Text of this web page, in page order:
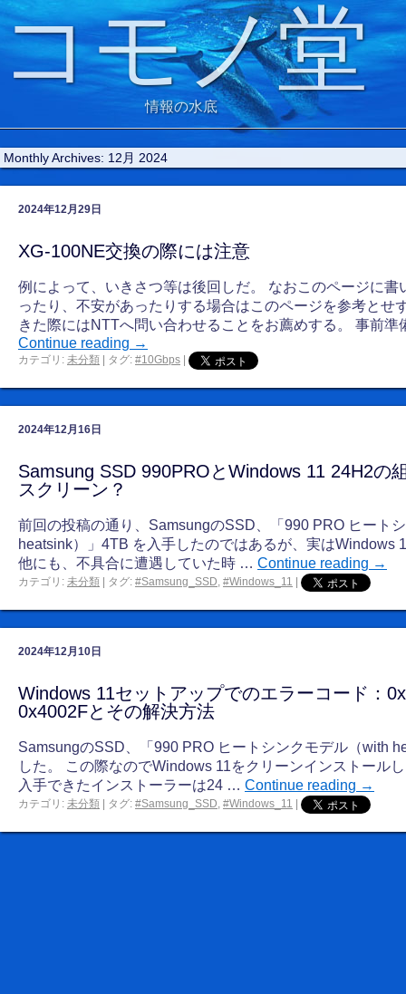
コモノ堂
情報の水底
Monthly Archives: 12月 2024
2024年12月29日
XG-100NE交換の際には注意
例によって、いきさつ等は後回しだ。 なおこのページに書
ったり、不安があったりする場合はこのページを参考とせ
きた際にはNTTへ問い合わせることをお薦めする。 事前
Continue reading →
カテゴリ: 未分類 タグ: #10Gbps
2024年12月16日
Samsung SSD 990PROとWindows 11 24H2の
スクリーン？
前回の投稿の通り、SamsungのSSD、「990 PRO ヒート
heatsink）」4TB を入手したのではあるが、実はWindows
他にも、不具合に遭遇していた時 … Continue reading →
カテゴリ: 未分類 タグ: #Samsung_SSD, #Windows_11
2024年12月10日
Windows 11セットアップでのエラーコード：
0x4002Fとその解決方法
SamsungのSSD、「990 PRO ヒートシンクモデル（with
した。 この際なのでWindows 11をクリーンインストール
入手できたインストーラーは24 … Continue reading →
カテゴリ: 未分類 タグ: #Samsung_SSD, #Windows_11